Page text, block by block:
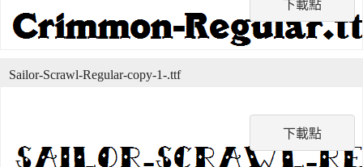
下載點
下載點
Sailor-Scrawl-Regular-copy-1-.ttf